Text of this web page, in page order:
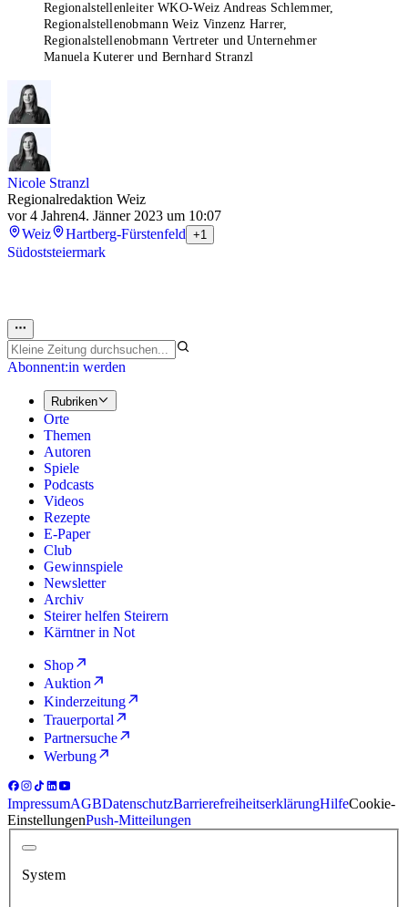
Regionalstellenleiter WKO-Weiz Andreas Schlemmer,
Regionalstellenobmann Weiz Vinzenz Harrer,
Regionalstellenobmann Vertreter und Unternehmer
Manuela Kuterer und Bernhard Stranzl
Nicole Stranzl
Regionalredaktion Weiz
vor 4 Jahren4. Jänner 2023 um 10:07
Weiz
Hartberg-Fürstenfeld +1
Südoststeiermark
Abonnent:in werden
Rubriken
Orte
Themen
Autoren
Spiele
Podcasts
Videos
Rezepte
E-Paper
Club
Gewinnspiele
Newsletter
Archiv
Steirer helfen Steirern
Kärntner in Not
Shop
Auktion
Kinderzeitung
Trauerportal
Partnersuche
Werbung
ImpressumAGBDatenschutzBarrierefreiheitserklärungHilfeCookie-
EinstellungenPush-Mitteilungen
System